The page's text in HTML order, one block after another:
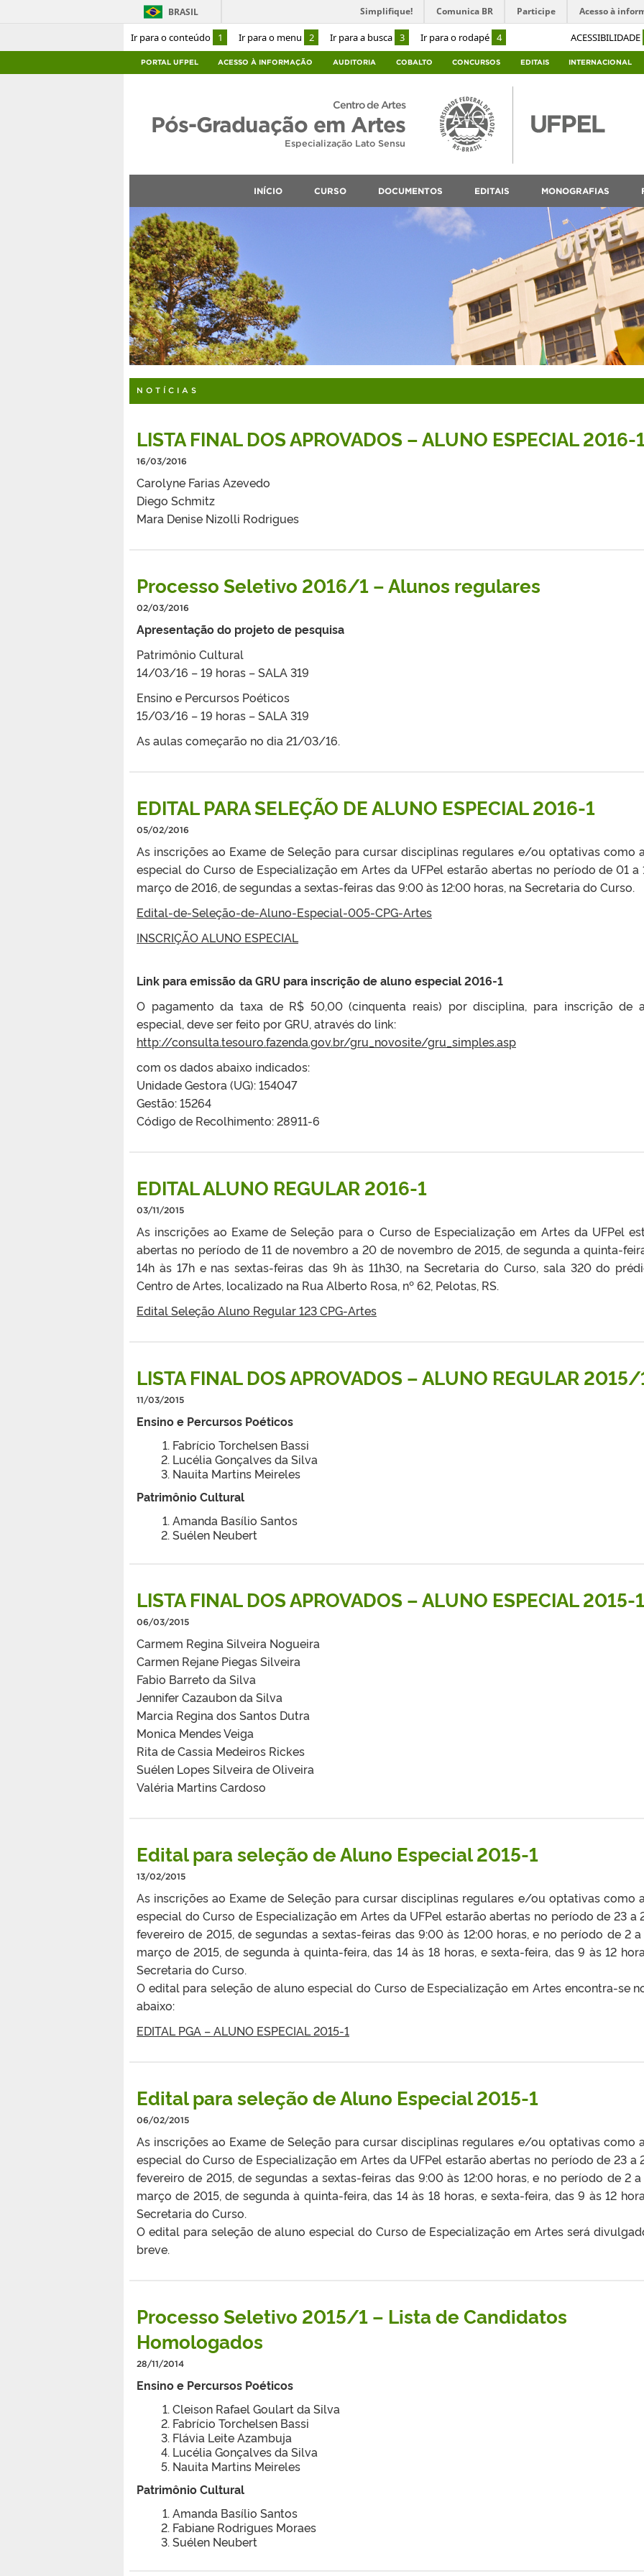
Ir para o conteúdo 1 Ir para o menu 2 Ir para a busca 3 Ir para o rodapé 4 ACESSIBILIDADE
BRASIL Simplifique! Comunica BR Participe Acesso à
PORTAL UFPEL ACESSO À INFORMAÇÃO AUDITORIA COBALTO CONCURSOS EDITAIS INTERNACIONAL
Centro de Artes
Pós-Graduação em Artes
Especialização Lato Sensu
INÍCIO CURSO DOCUMENTOS EDITAIS MONOGRAFIAS
NOTÍCIAS
LISTA FINAL DOS APROVADOS – ALUNO ESPECIAL 2016-
16/03/2016
Carolyne Farias Azevedo
Diego Schmitz
Mara Denise Nizolli Rodrigues
Processo Seletivo 2016/1 – Alunos regulares
02/03/2016
Apresentação do projeto de pesquisa
Patrimônio Cultural
14/03/16 – 19 horas – SALA 319
Ensino e Percursos Poéticos
15/03/16 – 19 horas – SALA 319
As aulas começarão no dia 21/03/16.
EDITAL PARA SELEÇÃO DE ALUNO ESPECIAL 2016-1
05/02/2016
As inscrições ao Exame de Seleção para cursar disciplinas regulares e/ou optativas como
especial do Curso de Especialização em Artes da UFPel estarão abertas no período de 01 a
março de 2016, de segundas a sextas-feiras das 9:00 às 12:00 horas, na Secretaria do Curso.
Edital-de-Seleção-de-Aluno-Especial-005-CPG-Artes
INSCRIÇÃO ALUNO ESPECIAL
Link para emissão da GRU para inscrição de aluno especial 2016-1
O pagamento da taxa de R$ 50,00 (cinquenta reais) por disciplina, para inscrição de
especial, deve ser feito por GRU, através do link:
http://consulta.tesouro.fazenda.gov.br/gru_novosite/gru_simples.asp
com os dados abaixo indicados:
Unidade Gestora (UG): 154047
Gestão: 15264
Código de Recolhimento: 28911-6
EDITAL ALUNO REGULAR 2016-1
03/11/2015
As inscrições ao Exame de Seleção para o Curso de Especialização em Artes da UFPel
abertas no período de 11 de novembro a 20 de novembro de 2015, de segunda a quinta-
14h às 17h e nas sextas-feiras das 9h às 11h30, na Secretaria do Curso, sala 320 do
Centro de Artes, localizado na Rua Alberto Rosa, nº 62, Pelotas, RS.
Edital Seleção Aluno Regular 123 CPG-Artes
LISTA FINAL DOS APROVADOS – ALUNO REGULAR
11/03/2015
Ensino e Percursos Poéticos
Fabrício Torchelsen Bassi
Lucélia Gonçalves da Silva
Nauita Martins Meireles
Patrimônio Cultural
Amanda Basílio Santos
Suélen Neubert
LISTA FINAL DOS APROVADOS – ALUNO ESPECIAL 2015-1
06/03/2015
Carmem Regina Silveira Nogueira
Carmen Rejane Piegas Silveira
Fabio Barreto da Silva
Jennifer Cazaubon da Silva
Marcia Regina dos Santos Dutra
Monica Mendes Veiga
Rita de Cassia Medeiros Rickes
Suélen Lopes Silveira de Oliveira
Valéria Martins Cardoso
Edital para seleção de Aluno Especial 2015-1
13/02/2015
As inscrições ao Exame de Seleção para cursar disciplinas regulares e/ou optativas como
especial do Curso de Especialização em Artes da UFPel estarão abertas no período de 23 a
fevereiro de 2015, de segundas a sextas-feiras das 9:00 às 12:00 horas, e no período de 2
março de 2015, de segunda à quinta-feira, das 14 às 18 horas, e sexta-feira, das 9 às 12
Secretaria do Curso.
O edital para seleção de aluno especial do Curso de Especialização em Artes encontra-se
abaixo:
EDITAL PGA – ALUNO ESPECIAL 2015-1
Edital para seleção de Aluno Especial 2015-1
06/02/2015
As inscrições ao Exame de Seleção para cursar disciplinas regulares e/ou optativas como
especial do Curso de Especialização em Artes da UFPel estarão abertas no período de 23 a
fevereiro de 2015, de segundas a sextas-feiras das 9:00 às 12:00 horas, e no período de 2
março de 2015, de segunda à quinta-feira, das 14 às 18 horas, e sexta-feira, das 9 às 12
Secretaria do Curso.
O edital para seleção de aluno especial do Curso de Especialização em Artes será
breve.
Processo Seletivo 2015/1 – Lista de Candidatos
Homologados
28/11/2014
Ensino e Percursos Poéticos
Cleison Rafael Goulart da Silva
Fabrício Torchelsen Bassi
Flávia Leite Azambuja
Lucélia Gonçalves da Silva
Nauita Martins Meireles
Patrimônio Cultural
Amanda Basílio Santos
Fabiane Rodrigues Moraes
Suélen Neubert